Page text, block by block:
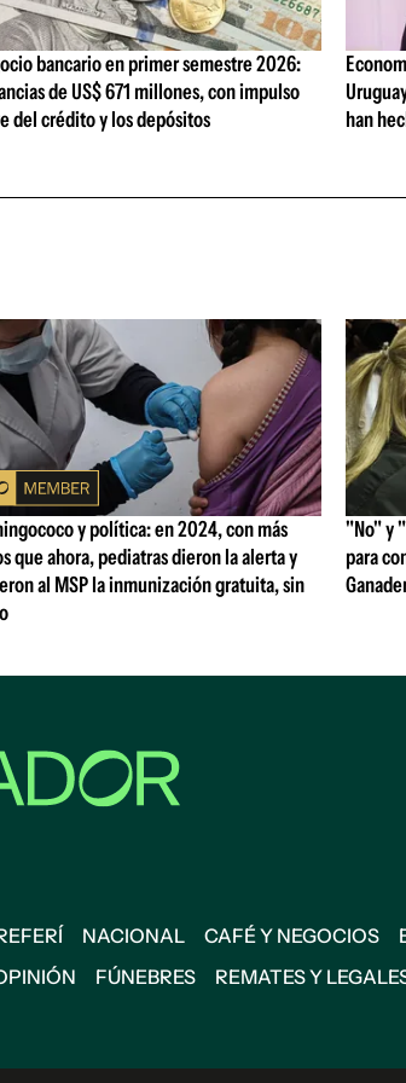
bancario en primer semestre 2026:
de US$ 671 millones, con impulso
del crédito y los depósitos
han
y política: en 2024, con más
que ahora, pediatras dieron la alerta y
al MSP la inmunización gratuita, sin
"No" y
para
NACIONAL CAFÉ Y NEGOCIOS
FÚNEBRES REMATES Y